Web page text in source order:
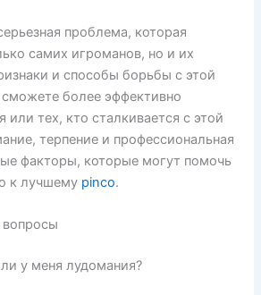
проблема, которая
самих игроманов, но и их
и способы борьбы с этой
более эффективно
или тех, кто сталкивается с этой
терпение и профессиональная
факторы, которые могут помочь
к лучшему pinco.
ли у меня лудомания?